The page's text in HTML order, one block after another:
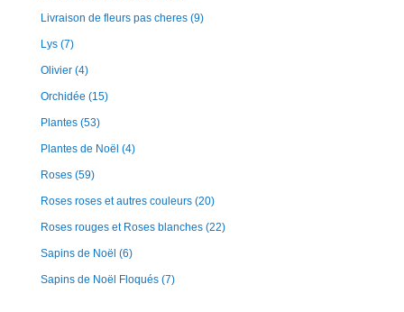
Livraison de fleurs pas cheres (9)
Lys (7)
Olivier (4)
Orchidée (15)
Plantes (53)
Plantes de Noël (4)
Roses (59)
Roses roses et autres couleurs (20)
Roses rouges et Roses blanches (22)
Sapins de Noël (6)
Sapins de Noël Floqués (7)